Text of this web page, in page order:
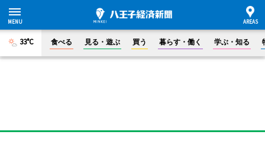
33°C 食べる 見る・遊ぶ 買う 暮らす・働く 学ぶ・知る